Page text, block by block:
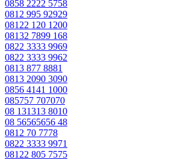
0858 2222 5758
0812 995 92929
08122 120 1200
08132 7899 168
0822 3333 9969
0822 3333 9962
0813 877 8881
0813 2090 3090
0856 4141 1000
085757 707070
08 131313 8010
08 56565656 48
0812 70 7778
0822 3333 9971
08122 805 7575